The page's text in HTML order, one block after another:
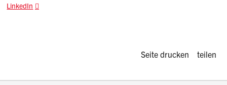
LinkedIn
Diese Seite
Seite drucken teilen